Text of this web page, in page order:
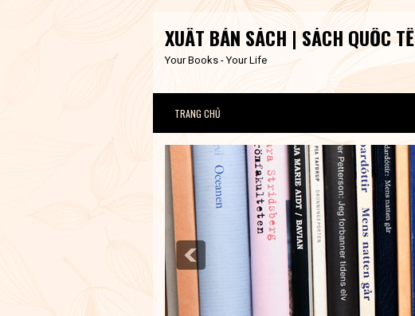
XUẤT BẢN SÁCH | SÁCH QUỐC TẾ
Your Books - Your Life
TRANG CHỦ